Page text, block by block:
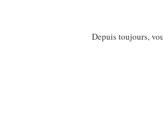
Depuis toujours,